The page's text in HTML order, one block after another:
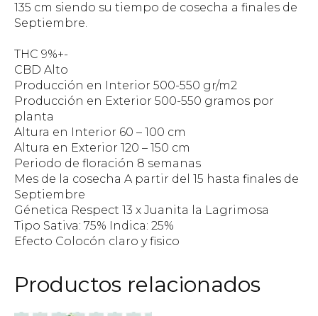
135 cm siendo su tiempo de cosecha a finales de
Septiembre.
THC 9%+-
CBD Alto
Producción en Interior 500-550 gr/m2
Producción en Exterior 500-550 gramos por
planta
Altura en Interior 60 – 100 cm
Altura en Exterior 120 – 150 cm
Periodo de floración 8 semanas
Mes de la cosecha A partir del 15 hasta finales de
Septiembre
Génetica Respect 13 x Juanita la Lagrimosa
Tipo Sativa: 75% Indica: 25%
Efecto Colocón claro y fisico
Productos relacionados